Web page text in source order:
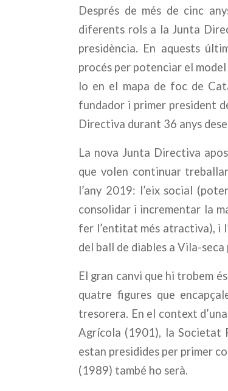
Després de més de cinc
diferents rols a la Junta
presidència. En aquests
procés per potenciar el
lo en el mapa de foc de
fundador i primer president
Directiva durant 36 anys
La nova Junta Directiva
que volen continuar
l’any 2019: l’eix social
consolidar i incrementar la
fer l’entitat més atractiva), i
del ball de diables a Vila-
El gran canvi que hi trobem
quatre figures que
tresorera. En el context
Agrícola (1901), la Societat
estan presidides per primer
(1989) també ho serà.